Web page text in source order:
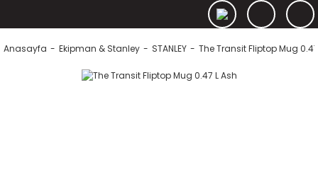
Anasayfa Ekipman & Stanley STANLEY The Transit Fliptop Mug